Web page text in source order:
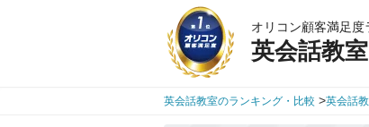
オリコン顧客満足度
英会話教室
英会話教室のランキング・比較 >英会話